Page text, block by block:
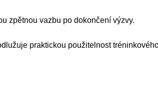
zpětnou vazbu po dokončení výzvy.
praktickou použitelnost